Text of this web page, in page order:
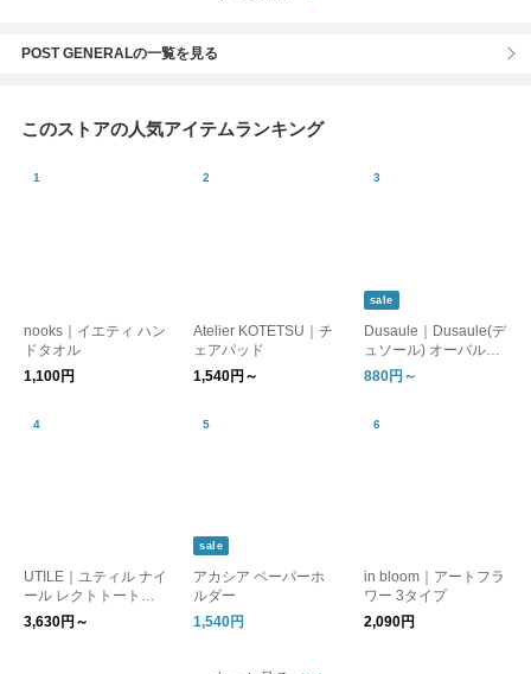
POST GENERALの一覧を見る
このストアの人気アイテムランキング
nooks｜イエティ ハン
ドタオル
1,100円
Atelier KOTETSU｜チ
ェアパッド
1,540円～
sale
Dusaule｜Dusaule(デ
ュソール) オーバルバ
ッグ/レクトバッグ
880円～
UTILE｜ユティル ナイ
ール レクトトートバ
ッグ
3,630円～
sale
アカシア ペーパーホ
ルダー
1,540円
in bloom｜アートフラ
ワー 3タイプ
2,090円